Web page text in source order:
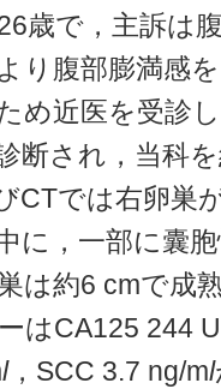
歳で，主訴は
り腹部膨満感
め近医を受診
断され，当科
CTでは右卵巣
に，一部に囊
は約6 cmで成
はCA125 244
l，SCC 3.7 ng/ml